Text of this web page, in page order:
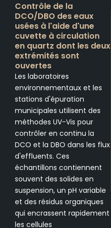
Contrôle de la
DCO/DBO des eaux
usées à l'aide d'une
cuvette à circulation
en quartz dont les deux
extrémités sont
ouvertes
Les laboratoires
environnementaux et les
stations d'épuration
municipales utilisent des
méthodes UV-Vis pour
contrôler en continu la
DCO et la DBO dans les flux
d'effluents. Ces
échantillons contiennent
souvent des solides en
suspension, un pH variable
et des résidus organiques
qui encrassent rapidement
les cellules